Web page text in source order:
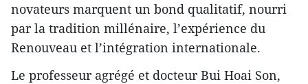
novateurs marquent un bond qualitatif, nourri
par la tradition millénaire, l’expérience du
Renouveau et l’intégration internationale.
Le professeur agrégé et docteur Bui Hoai Son,